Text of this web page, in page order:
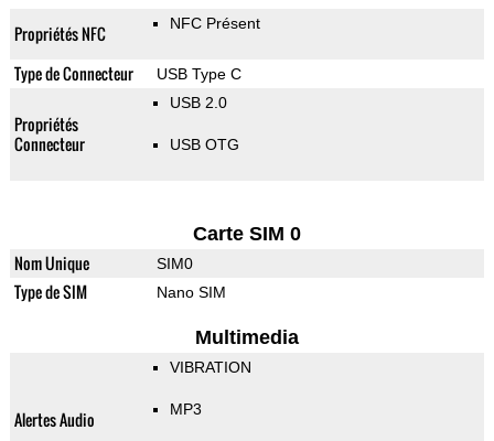
Propriétés NFC NFC Présent
Type de Connecteur USB Type C
Propriétés
Connecteur
USB 2.0
USB OTG
Carte SIM 0
Nom Unique SIM0
Type de SIM Nano SIM
Multimedia
Alertes Audio
VIBRATION
MP3